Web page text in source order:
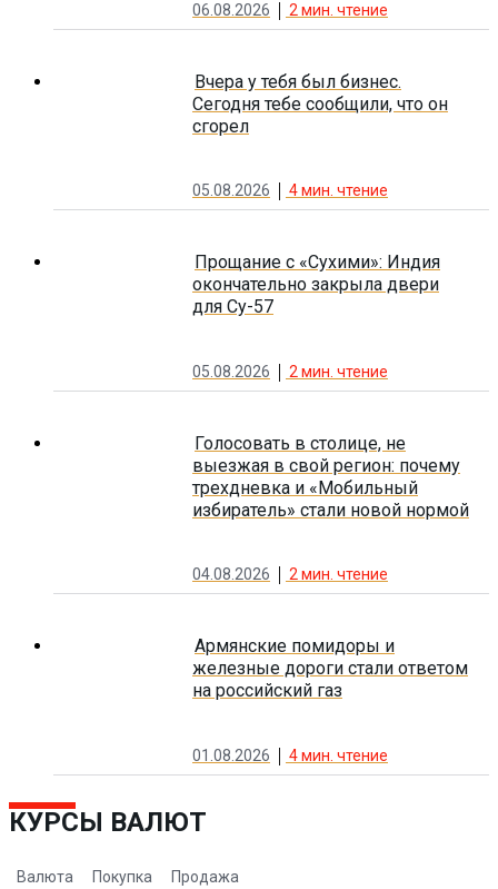
06.08.2026 2 мин. чтение
Вчера у тебя был бизнес.
Сегодня тебе сообщили, что он
сгорел
05.08.2026 4мин. чтение
Прощание с «Сухими»: Индия
окончательно закрыла двери
для Су-57
05.08.2026 2 мин. чтение
Голосовать в столице, не
выезжая в свой регион: почему
трехдневка и «Мобильный
избиратель» стали новой нормой
04.08.2026 2мин. чтение
Армянские помидоры и
железные дороги стали ответом
на российский газ
01.08.2026 4мин. чтение
КУРСЫ ВАЛЮТ
Валюта Покупка Продажа